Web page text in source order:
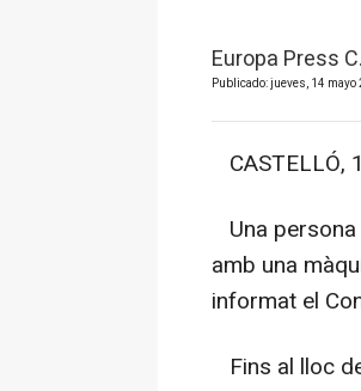
Europa Press
Publicado: jueves, 14
CASTELLÓ,
Una
amb una
informat el
Fins al lloc